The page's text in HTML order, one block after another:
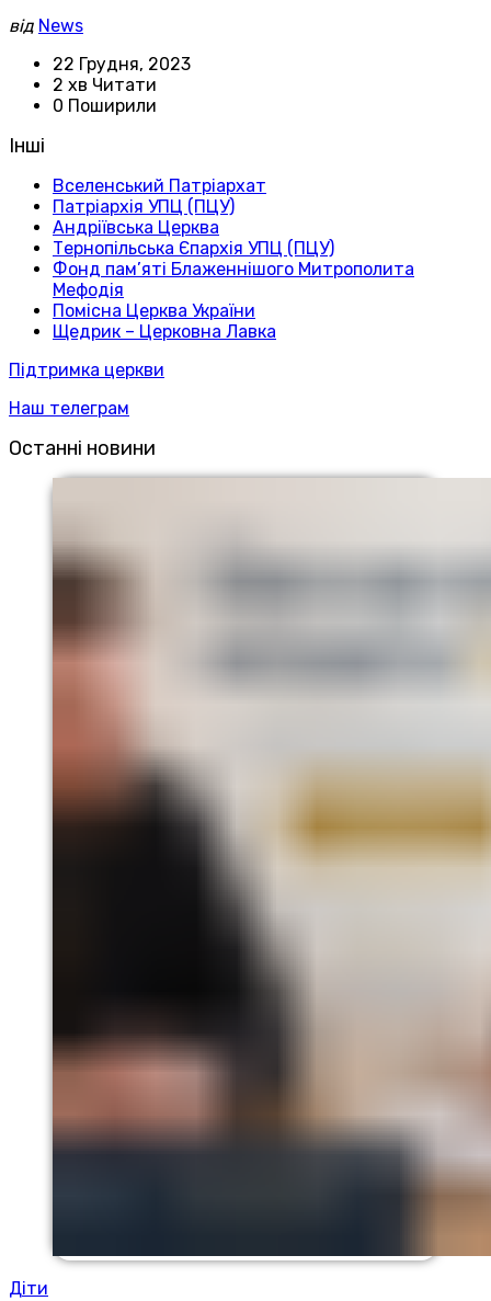
від News
22 Грудня, 2023
2 хв Читати
0 Поширили
Інші
Вселенський Патріархат
Патріархія УПЦ (ПЦУ)
Андріївська Церква
Тернопільська Єпархія УПЦ (ПЦУ)
Фонд пам’яті Блаженнішого Митрополита
Мефодія
Помісна Церква України
Щедрик – Церковна Лавка
Підтримка церкви
Наш телеграм
Останні новини
Діти